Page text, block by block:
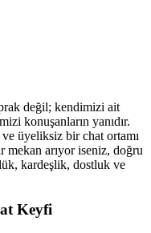
değil; kendimizi ait
konuşanların yanıdır.
ve üyeliksiz bir chat ortamı
mekan arıyor iseniz, doğru
kardeşlik, dostluk ve
Keyfi